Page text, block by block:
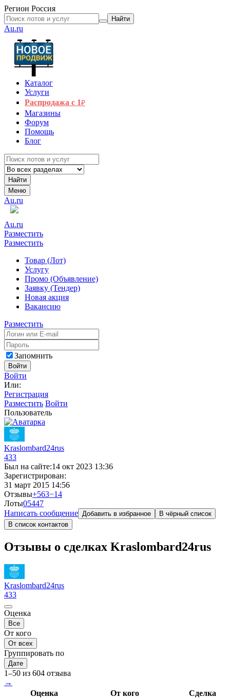
Регион Россия
Найти
Au.ru
Каталог
Услуги
Распродажа с 1₽
Магазины
Форум
Помощь
Блог
Найти
Меню
Au.ru
Au.ru
Разместить
Разместить
Товар (Лот)
Услугу
Промо (Объявление)
Заявку (Тендер)
Новая акция
Вакансию
Разместить
Запомнить
Войти
Войти
Или:
Регистрация
Разместить Войти
Пользователь
Kraslombard24rus
433
Был на сайте:14 окт 2023 13:36
Зарегистрирован:
31 март 2015 14:56
Отзывы+563−14
Лоты05447
Написать сообщение Добавить в избранное
В чёрный список
В список контактов
Отзывы о сделках Kraslombard24rus
Kraslombard24rus
433
Оценка
Все
От кого
От всех
Группировать по
Дате
1–50 из 604 отзыва
→
Оценка
От кого Сделка